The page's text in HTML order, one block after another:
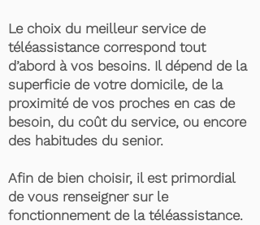
Le choix du meilleur service de
téléassistance correspond tout
d’abord à vos besoins. Il dépend de la
superficie de votre domicile, de la
proximité de vos proches en cas de
besoin, du coût du service, ou encore
des habitudes du senior.
Afin de bien choisir, il est primordial
de vous renseigner sur le
fonctionnement de la téléassistance.